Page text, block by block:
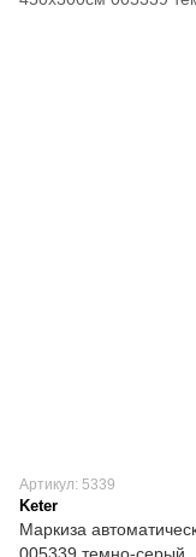
Артикул: 5339
Keter
Маркиза